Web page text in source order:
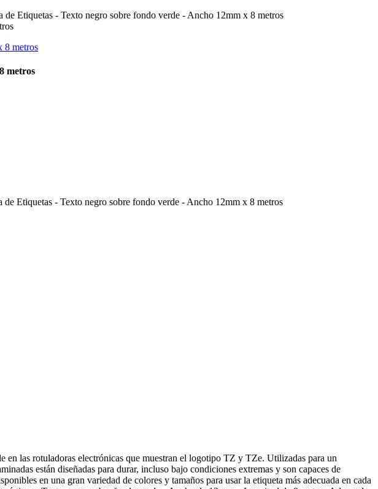
Etiquetas - Texto negro sobre fondo verde - Ancho 12mm x 8 metros
metros
Etiquetas - Texto negro sobre fondo verde - Ancho 12mm x 8 metros
las rotuladoras electrónicas que muestran el logotipo TZ y TZe. Utilizadas para un
están diseñadas para durar, incluso bajo condiciones extremas y son capaces de
en una gran variedad de colores y tamaños para usar la etiqueta más adecuada en cada